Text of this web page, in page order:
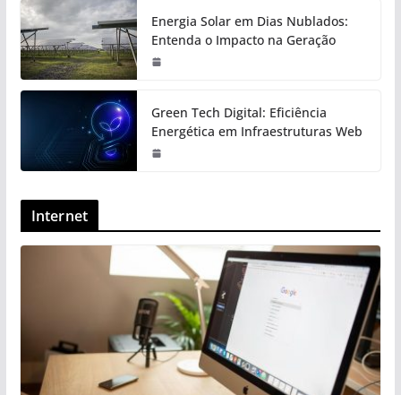
Energia Solar em Dias Nublados:
Entenda o Impacto na Geração
Green Tech Digital: Eficiência
Energética em Infraestruturas Web
Internet